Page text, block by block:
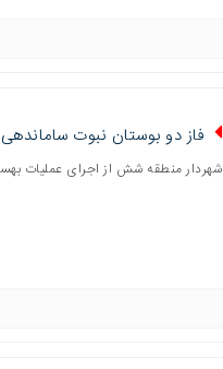
فاز دو بوستان نبوت
شهردار منطقه شش از اجرای عملیات